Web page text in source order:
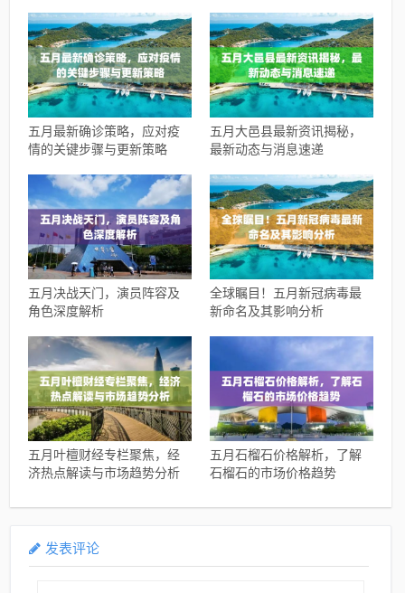
五月最新确诊策略，应对疫
情的关键步骤与更新策略
五月大邑县最新资讯揭秘，
最新动态与消息速递
五月决战天门，演员阵容及
角色深度解析
全球瞩目！五月新冠病毒最
新命名及其影响分析
五月叶檀财经专栏聚焦，经
济热点解读与市场趋势分析
五月石榴石价格解析，了解
石榴石的市场价格趋势
发表评论